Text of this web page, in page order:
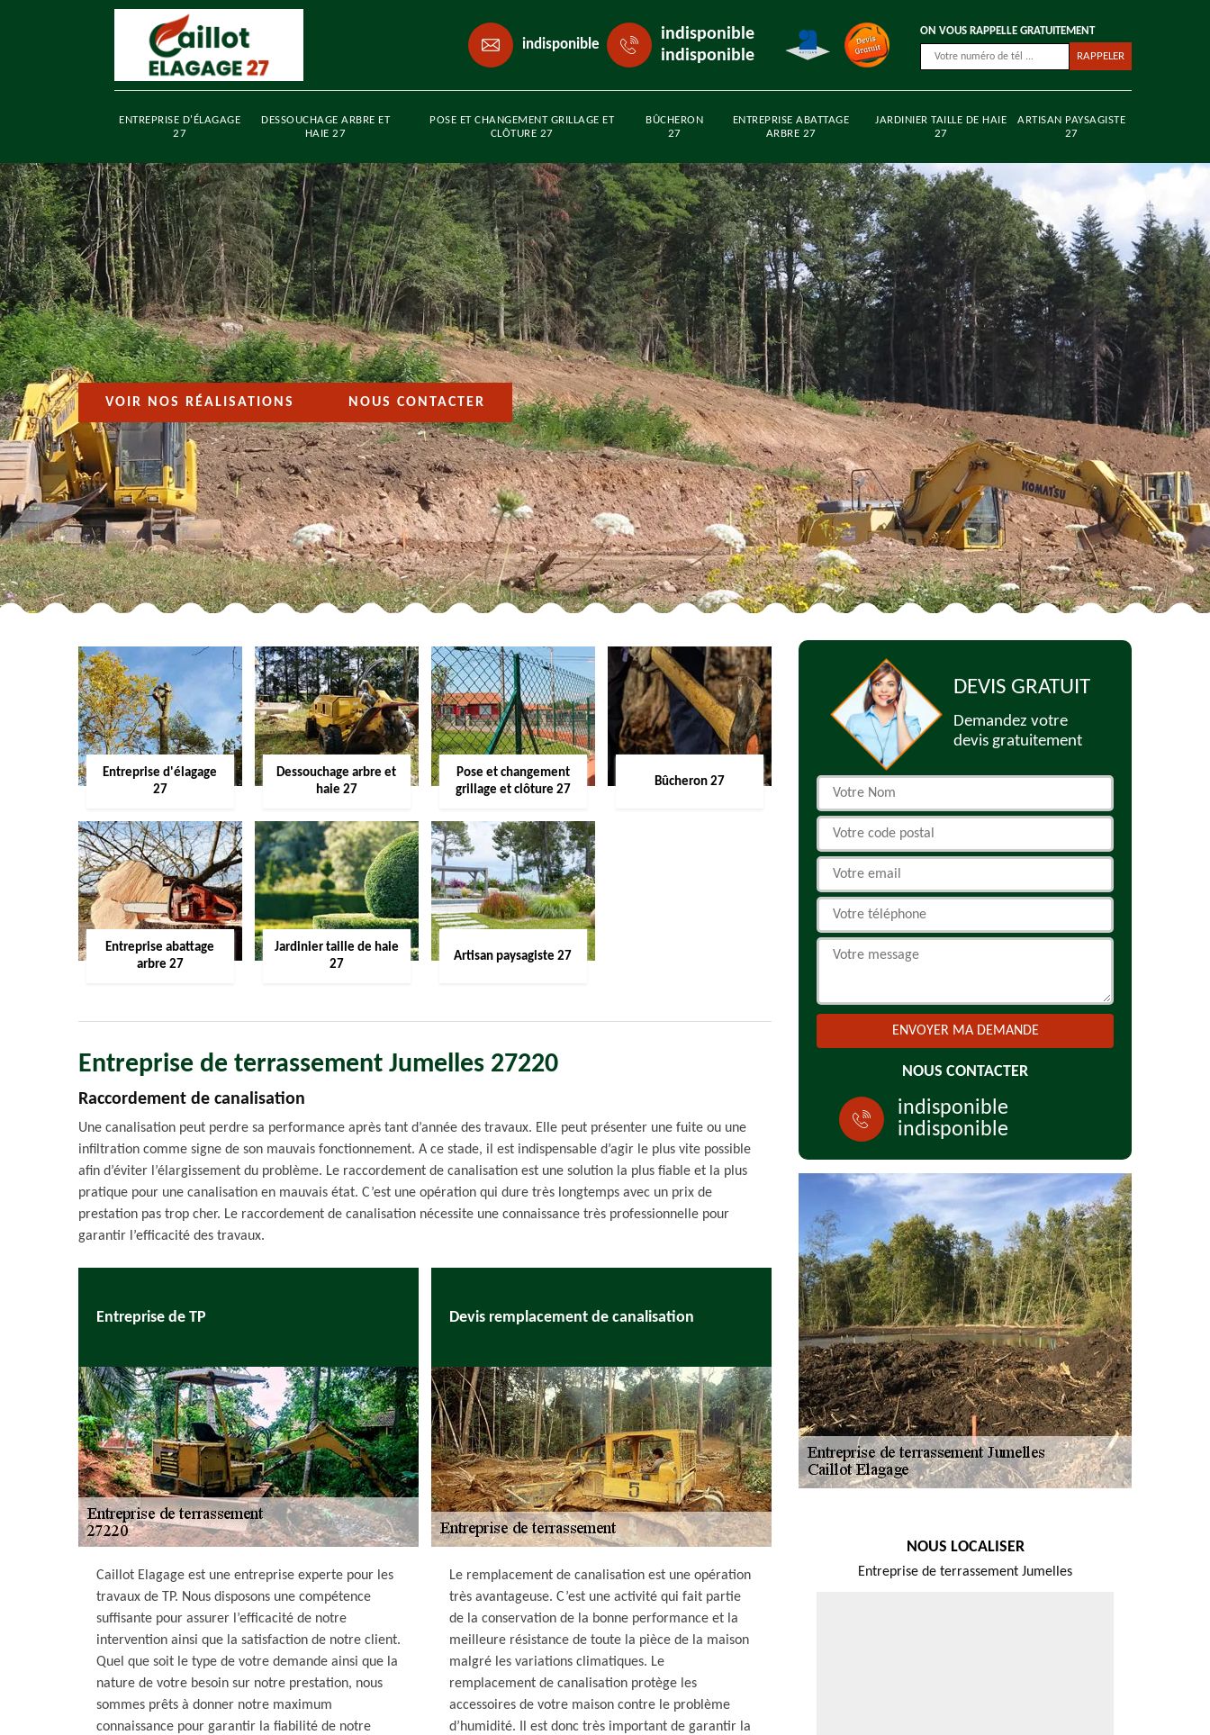
indisponible
indisponible
indisponible
ON VOUS RAPPELLE GRATUITEMENT
ENTREPRISE D'ÉLAGAGE
27
DESSOUCHAGE ARBRE ET
HAIE 27
POSE ET CHANGEMENT GRILLAGE ET
CLÔTURE 27
BÛCHERON
27
ENTREPRISE ABATTAGE
ARBRE 27
JARDINIER TAILLE DE HAIE
27
ARTISAN PAYSAGISTE
27
VOIR NOS RÉALISATIONS NOUS CONTACTER
Entreprise d'élagage
27
Dessouchage arbre et
haie 27
Pose et changement
grillage et clôture 27
Bûcheron 27
Entreprise abattage
arbre 27
Jardinier taille de haie
27
Artisan paysagiste 27
Entreprise de terrassement Jumelles 27220
Raccordement de canalisation
Une canalisation peut perdre sa performance après tant d’année des travaux. Elle peut présenter une fuite ou une
infiltration comme signe de son mauvais fonctionnement. A ce stade, il est indispensable d’agir le plus vite possible
afin d’éviter l’élargissement du problème. Le raccordement de canalisation est une solution la plus fiable et la plus
pratique pour une canalisation en mauvais état. C’est une opération qui dure très longtemps avec un prix de
prestation pas trop cher. Le raccordement de canalisation nécessite une connaissance très professionnelle pour
garantir l’efficacité des travaux.
Entreprise de TP
Caillot Elagage est une entreprise experte pour les
travaux de TP. Nous disposons une compétence
suffisante pour assurer l’efficacité de notre
intervention ainsi que la satisfaction de notre client.
Quel que soit le type de votre demande ainsi que la
nature de votre besoin sur notre prestation, nous
sommes prêts à donner notre maximum
connaissance pour garantir la fiabilité de notre
Devis remplacement de canalisation
Le remplacement de canalisation est une opération
très avantageuse. C’est une activité qui fait partie
de la conservation de la bonne performance et la
meilleure résistance de toute la pièce de la maison
malgré les variations climatiques. Le
remplacement de canalisation protège les
accessoires de votre maison contre le problème
d’humidité. Il est donc très important de garantir la
DEVIS GRATUIT
Demandez votre
devis gratuitement
NOUS CONTACTER
indisponible
indisponible
NOUS LOCALISER
Entreprise de terrassement Jumelles